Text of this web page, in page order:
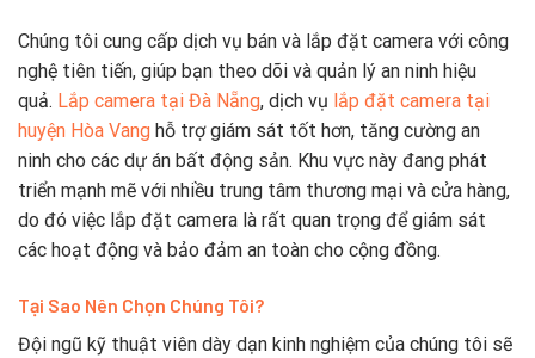
Chúng tôi cung cấp dịch vụ bán và lắp đặt camera với công
nghệ tiên tiến, giúp bạn theo dõi và quản lý an ninh hiệu
quả. Lắp camera tại Đà Nẵng, dịch vụ lắp đặt camera tại
huyện Hòa Vang hỗ trợ giám sát tốt hơn, tăng cường an
ninh cho các dự án bất động sản. Khu vực này đang phát
triển mạnh mẽ với nhiều trung tâm thương mại và cửa hàng,
do đó việc lắp đặt camera là rất quan trọng để giám sát
các hoạt động và bảo đảm an toàn cho cộng đồng.
Tại Sao Nên Chọn Chúng Tôi?
Đội ngũ kỹ thuật viên dày dạn kinh nghiệm của chúng tôi sẽ